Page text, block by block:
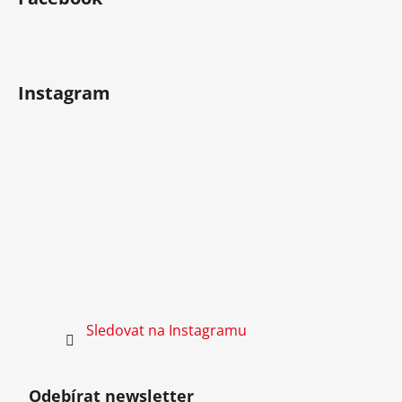
Instagram
Sledovat na Instagramu
Odebírat newsletter